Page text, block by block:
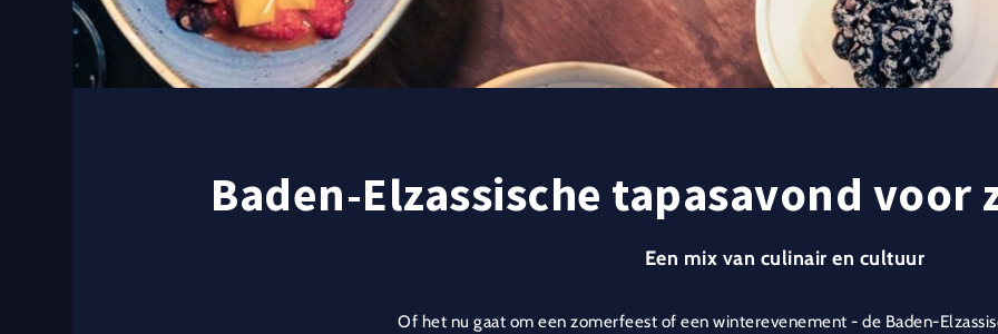
Baden-Elzassische tapasavond voor
Een mix van culinair en cultuur
Of het nu gaat om een zomerfeest of een winterevenement - de Baden-